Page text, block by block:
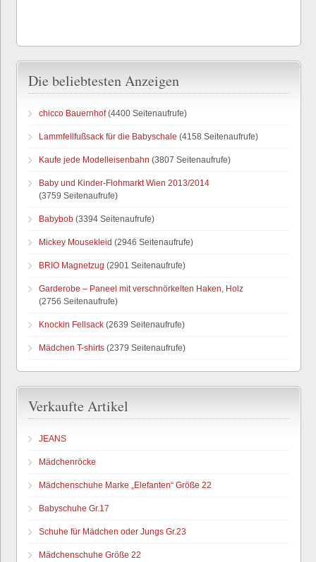
Die beliebtesten Anzeigen
chicco Bauernhof(4400 Seitenaufrufe)
Lammfellfußsack für die Babyschale (4158 Seitenaufrufe)
Kaufe jede Modelleisenbahn (3807 Seitenaufrufe)
Baby und Kinder-Flohmarkt Wien 2013/2014
(3759 Seitenaufrufe)
Babybob (3394 Seitenaufrufe)
Mickey Mousekleid (2946 Seitenaufrufe)
BRIO Magnetzug (2901 Seitenaufrufe)
Garderobe – Paneel mit verschnörkelten Haken, Holz
(2756 Seitenaufrufe)
Knockin Fellsack (2639 Seitenaufrufe)
Mädchen T-shirts (2379 Seitenaufrufe)
Verkaufte Artikel
JEANS
Mädchenröcke
Mädchenschuhe Marke „Elefanten“ Größe 22
Babyschuhe Gr.17
Schuhe für Mädchen oder Jungs Gr.23
Mädchenschuhe Größe 22